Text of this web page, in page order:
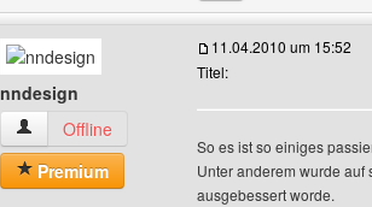
nndesign
nndesign Benutzer-Profile anzeigen
Offline
Premium
11.04.2010 um 15:52
Titel:
So es ist so einiges
Unter anderem wurde
ausgebessert worde.